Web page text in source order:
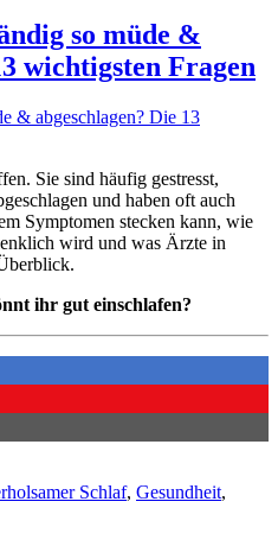
so müde &
wichtigsten Fragen
Sie sind häufig gestresst,
und haben oft auch
Symptomen stecken kann, wie
wird und was Ärzte in
ihr gut einschlafen?
Schlaf, Gesundheit,